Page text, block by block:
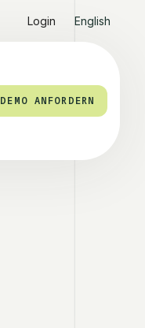
Login English
DEMO ANFORDERN